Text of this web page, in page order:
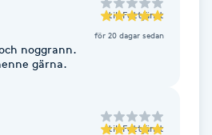
till Fottjänst
för 20 dagar sedan
noggrann.
gärna.
till Fottjänst